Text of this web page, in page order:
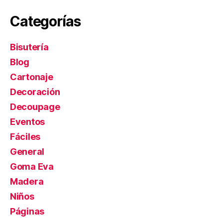
Categorías
Bisutería
Blog
Cartonaje
Decoración
Decoupage
Eventos
Fáciles
General
Goma Eva
Madera
Niños
Páginas